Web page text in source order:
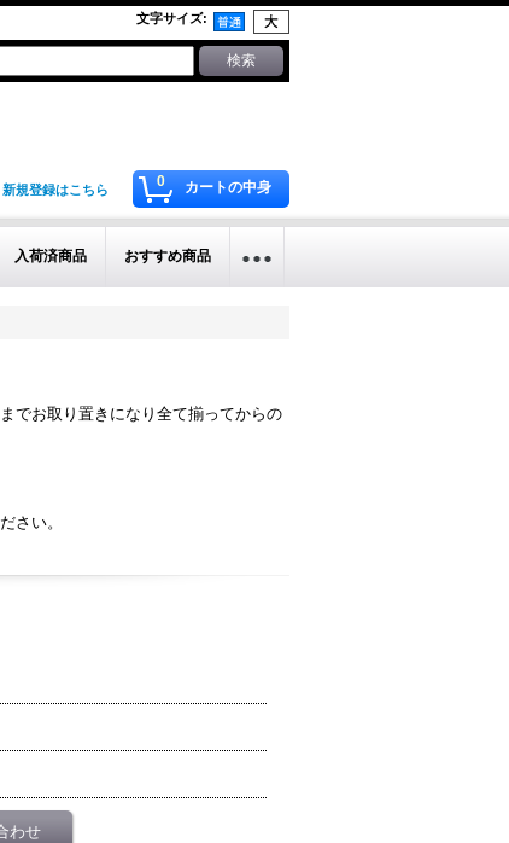
文字サイズ:
0 カートの中身
新規登録はこちら
入荷済商品 おすすめ商品
でお取り置きになり全て揃ってからの
さい。
わせ